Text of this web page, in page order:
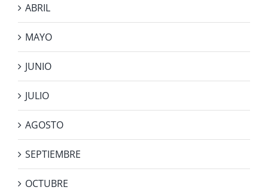
ABRIL
MAYO
JUNIO
JULIO
AGOSTO
SEPTIEMBRE
OCTUBRE